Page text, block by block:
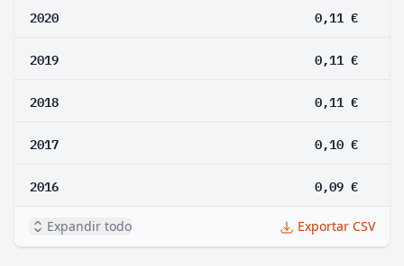
2020 0,11 €
2019 0,11 €
2018 0,11 €
2017 0,10 €
2016 0,09 €
Expandir todo Exportar CSV